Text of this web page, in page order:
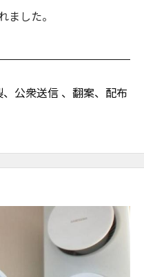
ました。
公衆送信 、翻案、配布